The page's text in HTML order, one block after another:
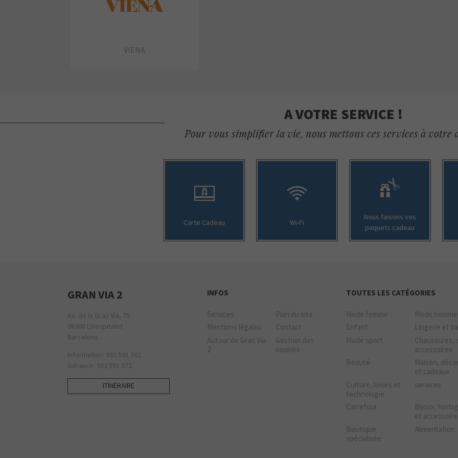
VIENA
A VOTRE SERVICE !
Pour vous simplifier la vie, nous mettons ces services à votre
Carte Cadeau Wi-Fi
Nous faisons vos
paquets cadeau
GRAN VIA 2
Av. de la Gran Via, 75
08908 L'Hospitalet
Barcelona
Information: 932 591 762.
Gérance: 932 591 572.
ITINÉRAIRE
INFOS
Services
Plan du site
Mentions légales
Contact
Autour de Gran Via
2
Gestion des
cookies
TOUTES LES CATÉGORIES
Mode femme
Mode homme
Enfant
Lingerie et
Mode sport
Chaussures,
accessoires
Beauté
Maison,
et cadeaux
Culture, loisirs et
technologie
services
Carrefour
Bijoux,
et
Boutique
spécialisée
Alimentation